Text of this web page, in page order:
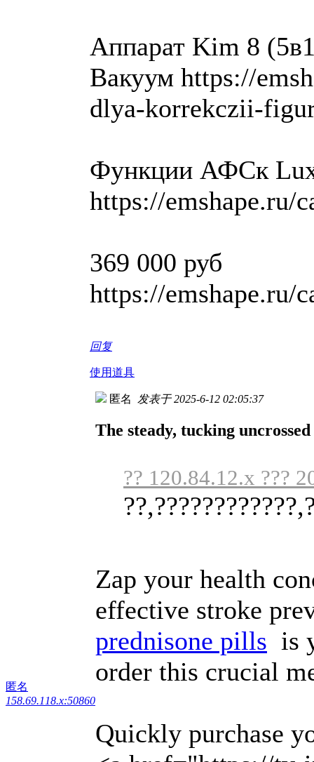
Аппарат Kim 8
Вакуум https://
dlya-korrekczii-
Функции АФСк
https://emshape.ru/
369 000 руб
https://emshape.ru/
回复
使用道具
匿名
158.69.118.x:50860
匿名 发表于 2025-6-12 02:05:37
The steady, tucking
?? 120.84.12.x ???
Zap your health
effective stroke
prednisone pills is
order this crucial
Quickly purchase